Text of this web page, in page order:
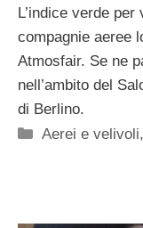
L’indice verde
compagnie aeree
Atmosfair. Se ne
nell’ambito del
di Berlino.
Categorie
Aerei e velivoli,